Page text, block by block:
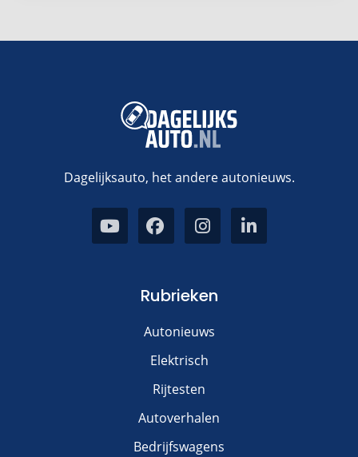
Dagelijksauto, het andere autonieuws.
Rubrieken
Autonieuws
Elektrisch
Rijtesten
Autoverhalen
Bedrijfswagens